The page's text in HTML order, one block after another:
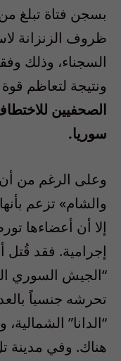
ظروف الزنزانة
السجناء، وذلك
ونتيجة لتعاظم
الصحفيين
سوريا.
وعلى الرغم من أن
والشام» تزعم
إلا أن أعضاءها
إجرامية. فقد قُتل
“الجيش السوري
تحرشه جنسياً
“الدانا”
هناك. وفي مدينة